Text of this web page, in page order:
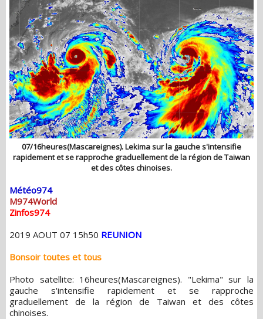
07/16heures(Mascareignes). Lekima sur la gauche s'intensifie
rapidement et se rapproche graduellement de la région de Taiwan
et des côtes chinoises.
Météo974
M974World
Zinfos974
2019 AOUT 07 15h50 REUNION
Bonsoir toutes et tous
Photo satellite: 16heures(Mascareignes). "Lekima" sur la
gauche s'intensifie rapidement et se rapproche
graduellement de la région de Taiwan et des côtes
chinoises.